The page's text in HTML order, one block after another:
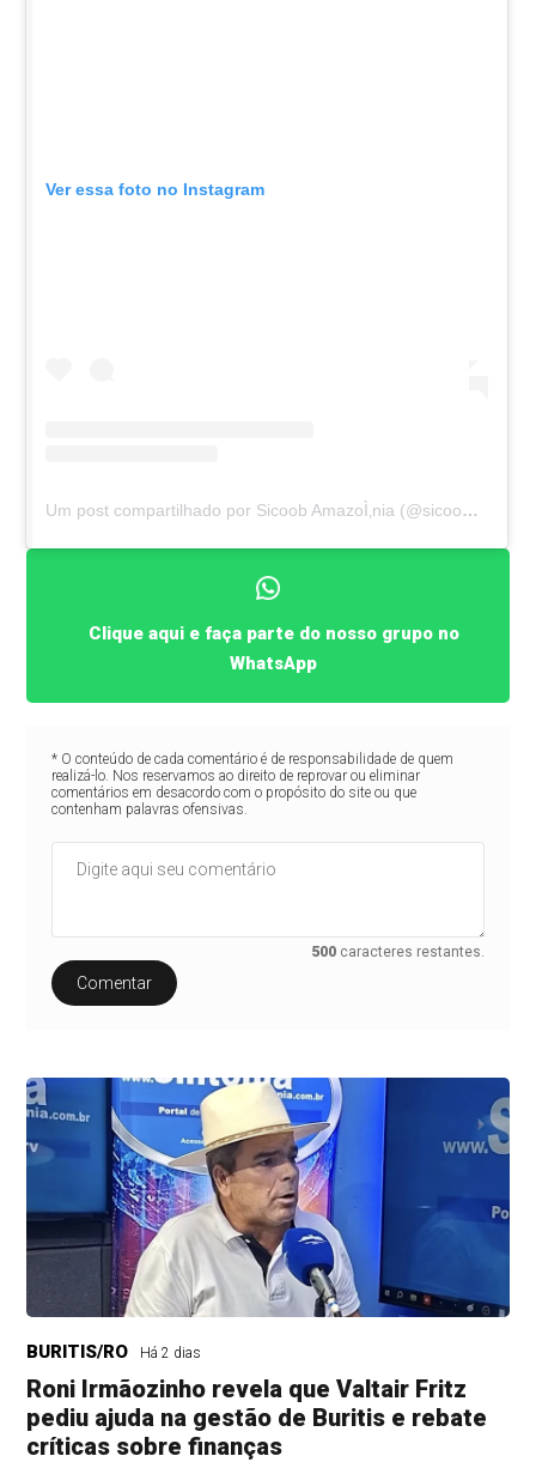
Ver essa foto no Instagram
Um post compartilhado por Sicoob AmazoÌ‚nia (@sicoobamazonia)
Clique aqui e faça parte do nosso grupo no
WhatsApp
* O conteúdo de cada comentário é de responsabilidade de quem
realizá-lo. Nos reservamos ao direito de reprovar ou eliminar
comentários em desacordo com o propósito do site ou que
contenham palavras ofensivas.
500 caracteres restantes.
Comentar
BURITIS/RO Há 2 dias
Roni Irmãozinho revela que Valtair Fritz
pediu ajuda na gestão de Buritis e rebate
críticas sobre finanças